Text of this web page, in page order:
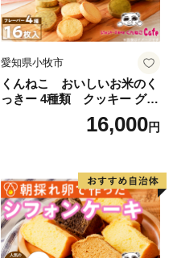
愛知県小牧市
くんねこ おいしいお米のく
っきー 4種類 クッキー グル
16,000円